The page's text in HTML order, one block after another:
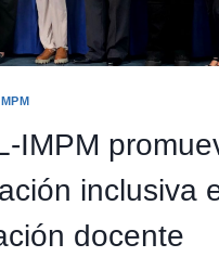
IMPM
inclusiva
docente